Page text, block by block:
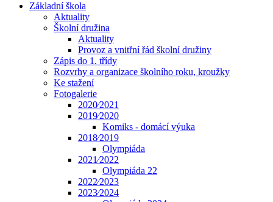
Základní škola
Aktuality
Školní družina
Aktuality
Provoz a vnitřní řád školní družiny
Zápis do 1. třídy
Rozvrhy a organizace školního roku, kroužky
Ke stažení
Fotogalerie
2020⁄2021
2019⁄2020
Komiks - domácí výuka
2018⁄2019
Olympiáda
2021⁄2022
Olympiáda 22
2022⁄2023
2023⁄2024